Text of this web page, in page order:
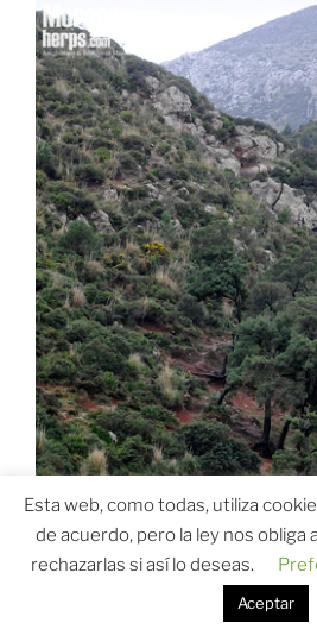
Esta web, como todas, utiliza
de acuerdo, pero la ley nos obliga
rechazarlas si así lo deseas.
Aceptar